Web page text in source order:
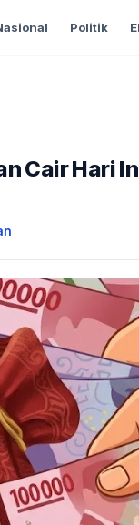
Politik
Cair Hari